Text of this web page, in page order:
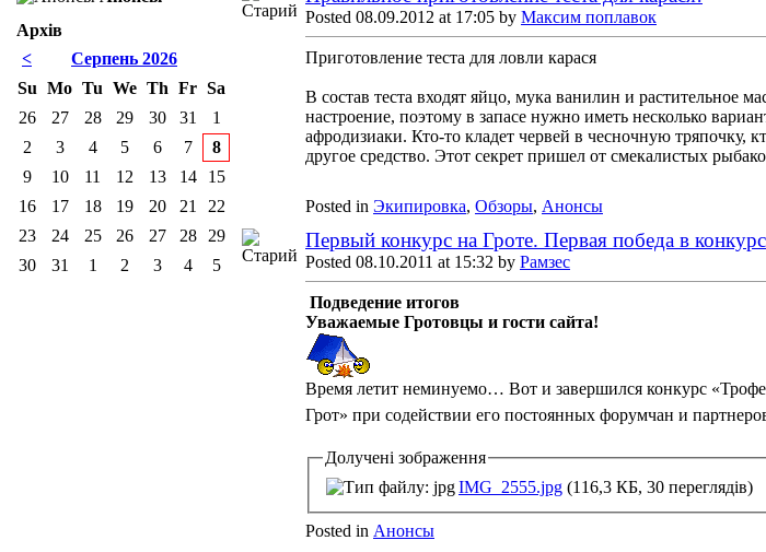
Posted 08.09.2012 at 17:05 by Максим поплавок
Приготовление теста для ловли карася
В состав теста входят яйцо, мука ванилин и растительное
настроение, поэтому в запасе нужно иметь несколько
афродизиаки. Кто-то кладет червей в чесночную тряпочку,
другое средство. Этот секрет пришел от смекалистых
Posted in Экипировка, Обзоры, Анонсы
Первый конкурс на Гроте. Первая победа в
Posted 08.10.2011 at 15:32 by Рамзес
Подведение итогов
Уважаемые Гротовцы и гости сайта!
Время летит неминуемо… Вот и завершился конкурс
Грот» при содействии его постоянных форумчан и
Долучені зображення
IMG_2555.jpg (116,3 КБ, 30 переглядів)
Posted in Анонсы
Архів
<
Серпень 2026
Su Mo Tu We Th Fr Sa
26
27 28 29 30 31
1
2
3 4 5 6 7
8
9
10 11 12 13 14
15
16
17 18 19 20 21
22
23
24 25 26 27 28
29
30
31 1 2 3 4 5